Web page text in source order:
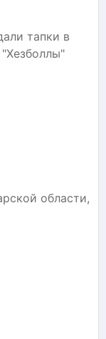
тапки в
области,